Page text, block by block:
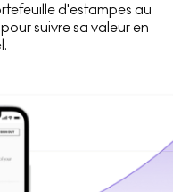
d'estampes au
suivre sa valeur en